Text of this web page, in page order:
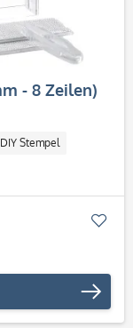
- 8 Zeilen)
DIY Stempel